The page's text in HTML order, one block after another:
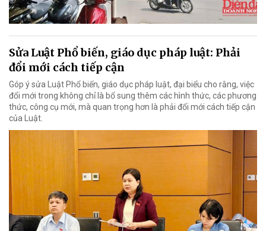
Sửa Luật Phổ biến, giáo dục pháp luật: Phải
đổi mới cách tiếp cận
Góp ý sửa Luật Phổ biến, giáo dục pháp luật, đại biểu cho rằng, việc
đổi mới trong không chỉ là bổ sung thêm các hình thức, các phương
thức, công cụ mới, mà quan trọng hơn là phải đổi mới cách tiếp cận
của Luật.